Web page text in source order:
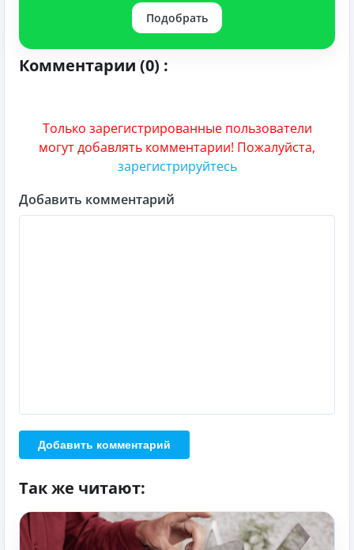
Подобрать
Комментарии (0) :
Только зарегистрированные пользователи
могут добавлять комментарии! Пожалуйста,
зарегистрируйтесь
Добавить комментарий
Добавить комментарий
Так же читают: